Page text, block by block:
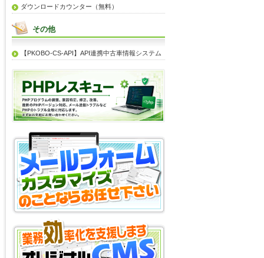
ダウンロードカウンター（無料）
その他
【PKOBO-CS-API】API連携中古車情報システム